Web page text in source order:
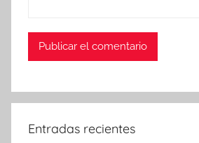
Entradas recientes